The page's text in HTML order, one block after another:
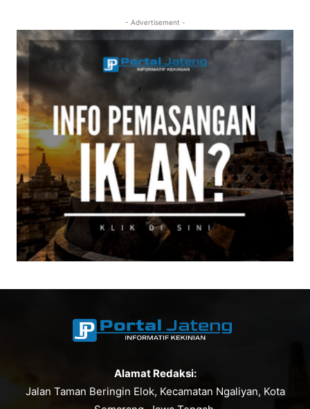
- Advertisement -
Alamat Redaksi:
Jalan Taman Beringin Elok, Kecamatan Ngaliyan, Kota